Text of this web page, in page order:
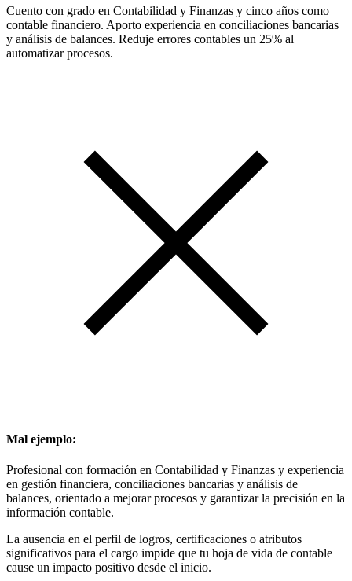
Cuento con grado en Contabilidad y Finanzas y cinco años como
contable financiero. Aporto experiencia en conciliaciones bancarias
y análisis de balances. Reduje errores contables un 25% al
automatizar procesos.
Mal ejemplo:
Profesional con formación en Contabilidad y Finanzas y experiencia
en gestión financiera, conciliaciones bancarias y análisis de
balances, orientado a mejorar procesos y garantizar la precisión en la
información contable.
La ausencia en el perfil de logros, certificaciones o atributos
significativos para el cargo impide que tu hoja de vida de contable
cause un impacto positivo desde el inicio.